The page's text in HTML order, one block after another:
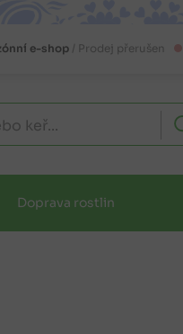
e-shop/ Prodej přerušen
Doprava rostlin